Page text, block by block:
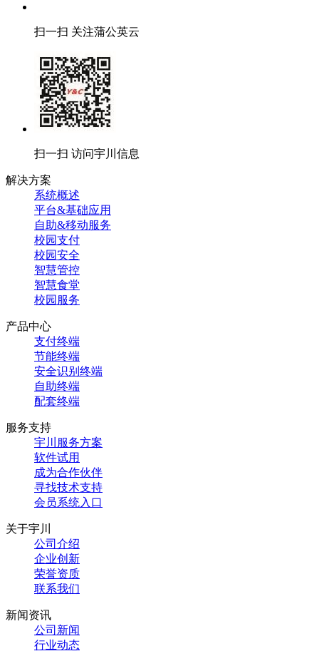
扫一扫 关注蒲公英云
扫一扫 访问宇川信息
解决方案
系统概述
平台&基础应用
自助&移动服务
校园支付
校园安全
智慧管控
智慧食堂
校园服务
产品中心
支付终端
节能终端
安全识别终端
自助终端
配套终端
服务支持
宇川服务方案
软件试用
成为合作伙伴
寻找技术支持
会员系统入口
关于宇川
公司介绍
企业创新
荣誉资质
联系我们
新闻资讯
公司新闻
行业动态